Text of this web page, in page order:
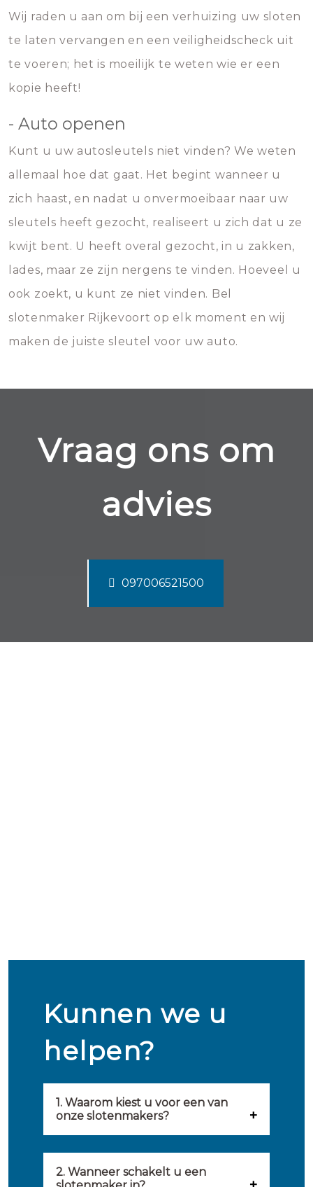
Wij raden u aan om bij een verhuizing uw sloten
te laten vervangen en een veiligheidscheck uit
te voeren; het is moeilijk te weten wie er een
kopie heeft!
- Auto openen
Kunt u uw autosleutels niet vinden? We weten
allemaal hoe dat gaat. Het begint wanneer u
zich haast, en nadat u onvermoeibaar naar uw
sleutels heeft gezocht, realiseert u zich dat u ze
kwijt bent. U heeft overal gezocht, in u zakken,
lades, maar ze zijn nergens te vinden. Hoeveel u
ook zoekt, u kunt ze niet vinden. Bel
slotenmaker Rijkevoort op elk moment en wij
maken de juiste sleutel voor uw auto.
Vraag ons om
advies
097006521500
Kunnen we u
helpen?
1. Waarom kiest u voor een van
onze slotenmakers?
geselecteerd op kwaliteit,
2. Wanneer schakelt u een